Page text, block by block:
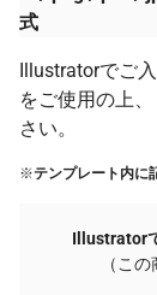
式
Illustratorでご
をご使用の上、
さい。
※テンプレート内に
Illustrator
（こ